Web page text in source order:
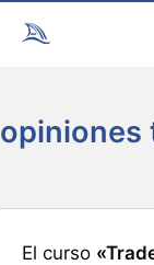
opiniones
El curso